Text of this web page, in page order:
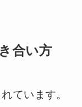
合い方
ています。